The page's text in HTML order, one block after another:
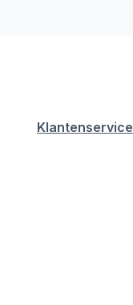
Klantenservice